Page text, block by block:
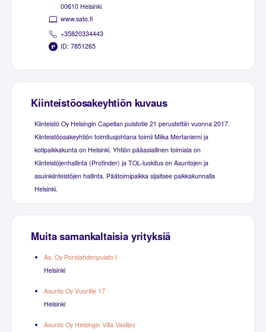
00610 Helsinki
www.sato.fi
+35820334443
ID: 7851265
Kiinteistöosakeyhtiön kuvaus
Kiinteistö Oy Helsingin Capellan puistotie 21 perustettiin vuonna 2017.
Kiinteistöosakeyhtiön toimitusjohtana toimii Miika Mertaniemi ja
kotipaikkakunta on Helsinki. Yhtiön pääasiallinen toimiala on
Kiinteistöjenhallinta (Profinder) ja TOL-luokitus on Asuntojen ja
asuinkiinteistöjen hallinta. Päätoimipaikka sijaitsee paikkakunnalla
Helsinki.
Muita samankaltaisia yrityksiä
As. Oy Porolahdenpuisto I
Helsinki
Asunto Oy Vuoritie 17
Helsinki
Asunto Oy Helsingin Villa Vasiljev